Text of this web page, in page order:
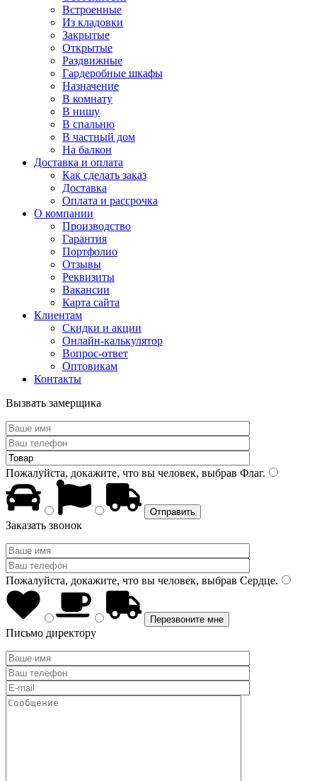
Встроенные
Из кладовки
Закрытые
Открытые
Раздвижные
Гардеробные шкафы
Назначение
В комнату
В нишу
В спальню
В частный дом
На балкон
Доставка и оплата
Как сделать заказ
Доставка
Оплата и рассрочка
О компании
Производство
Гарантия
Портфолио
Отзывы
Реквизиты
Вакансии
Карта сайта
Клиентам
Скидки и акции
Онлайн-калькулятор
Вопрос-ответ
Оптовикам
Контакты
Вызвать замерщика
Пожалуйста, докажите, что вы человек, выбрав Флаг.
Заказать звонок
Пожалуйста, докажите, что вы человек, выбрав Сердце.
Письмо директору